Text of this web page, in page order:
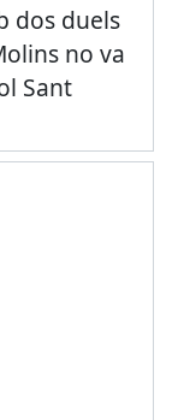
dos duels
no va
Sant